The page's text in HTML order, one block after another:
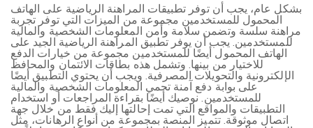
بشكل عام، يجب أن توفر تطبيقات المراهنة الرياضية على الهاتف
المحمول للمستخدمين مجموعة من الميزات التي توفر تجربة
مراهنة سلسة وتضمن سلامة وأمن المعلومات الشخصية والمالية
للمستخدمين. يجب أن يوفر تطبيق المراهنة الرياضية الجيد على
الهاتف المحمول أيضًا للمستخدمين مجموعة من خيارات الدفع
للاختيار من بينها. وتشمل هذه بطاقات الائتمان والمحافظ
الإلكترونية والتحويلات المصرفية. ويجب أن يحتوي التطبيق أيضًا
على بوابة دفع آمنة تحمي المعلومات الشخصية والمالية
للمستخدمين. نوصيك أيضًا بقراءة المراجعات أو استخدام
التطبيقات والمواقع التي تمت إحالتها إليك فقط من خلال جهة
اتصال موثوقة. تتميز المنصة بمجموعة من أنواع الرهانات، مثل